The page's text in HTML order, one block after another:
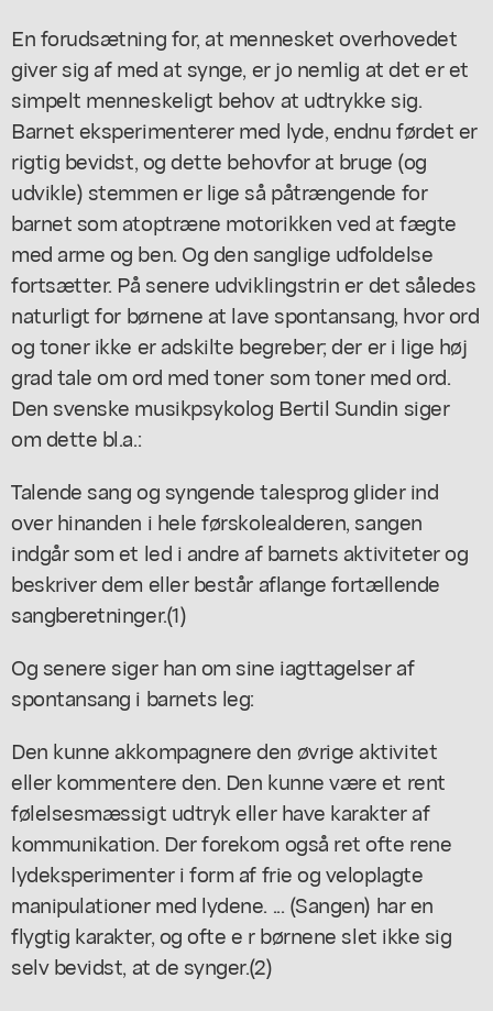
En forudsætning for, at mennesket overhovedet
giver sig af med at synge, er jo nemlig at det er et
simpelt menneskeligt behov at udtrykke sig.
Barnet eksperimenterer med lyde, endnu førdet er
rigtig bevidst, og dette behovfor at bruge (og
udvikle) stemmen er lige så påtrængende for
barnet som atoptræne motorikken ved at fægte
med arme og ben. Og den sanglige udfoldelse
fortsætter. På senere udviklingstrin er det således
naturligt for børnene at lave spontansang, hvor ord
og toner ikke er adskilte begreber; der er i lige høj
grad tale om ord med toner som toner med ord.
Den svenske musikpsykolog Bertil Sundin siger
om dette bl.a.:
Talende sang og syngende talesprog glider ind
over hinanden i hele førskolealderen, sangen
indgår som et led i andre af barnets aktiviteter og
beskriver dem eller består aflange fortællende
sangberetninger.(1)
Og senere siger han om sine iagttagelser af
spontansang i barnets leg:
Den kunne akkompagnere den øvrige aktivitet
eller kommentere den. Den kunne være et rent
følelsesmæssigt udtryk eller have karakter af
kommunikation. Der forekom også ret ofte rene
lydeksperimenter i form af frie og veloplagte
manipulationer med lydene. ... (Sangen) har en
flygtig karakter, og ofte e r børnene slet ikke sig
selv bevidst, at de synger.(2)